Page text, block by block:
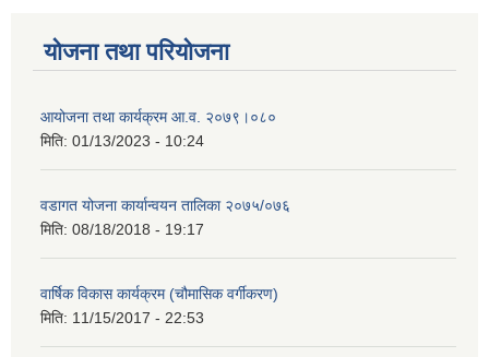
योजना तथा परियोजना
आयोजना तथा कार्यक्रम आ.व. २०७९।०८०
मिति: 01/13/2023 - 10:24
वडागत योजना कार्यान्वयन तालिका २०७५/०७६
मिति: 08/18/2018 - 19:17
वार्षिक विकास कार्यक्रम (चौमासिक वर्गीकरण)
मिति: 11/15/2017 - 22:53